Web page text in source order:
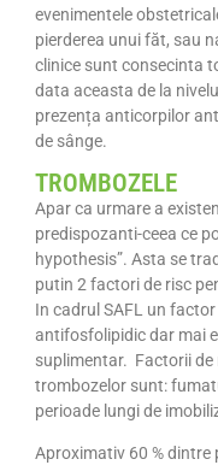
evenimentele
pierderea unui făt, sau
clinice sunt consecinta
data aceasta de la
prezența anticorpilor
de sânge.
TROMBOZELE
Apar ca urmare a
predispozanti-ceea ce
hypothesis”. Asta se
putin 2 factori de risc
In cadrul SAFL un
antifosfolipidic dar mai
suplimentar. Factorii de
trombozelor sunt:
perioade lungi de
Aproximativ 60 % dintre